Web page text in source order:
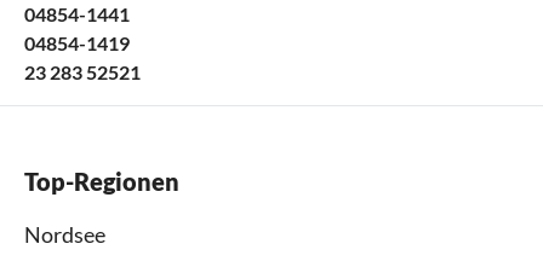
04854-1441
04854-1419
23 283 52521
Top-Regionen
Nordsee